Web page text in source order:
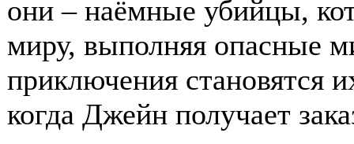
они – наёмные убийцы,
миру, выполняя опасные
приключения становятся
когда Джейн получает